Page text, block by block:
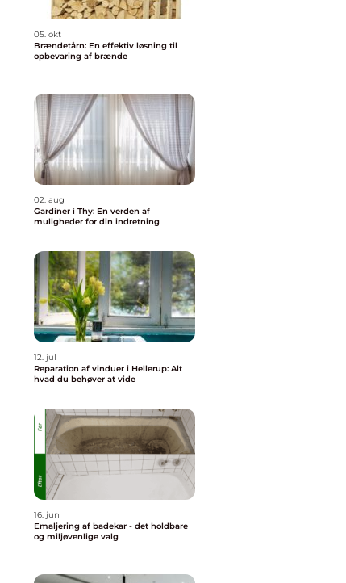
05. okt
Brændetårn: En effektiv løsning til
opbevaring af brænde
02. aug
Gardiner i Thy: En verden af
muligheder for din indretning
12. jul
Reparation af vinduer i Hellerup: Alt
hvad du behøver at vide
16. jun
Emaljering af badekar - det holdbare
og miljøvenlige valg